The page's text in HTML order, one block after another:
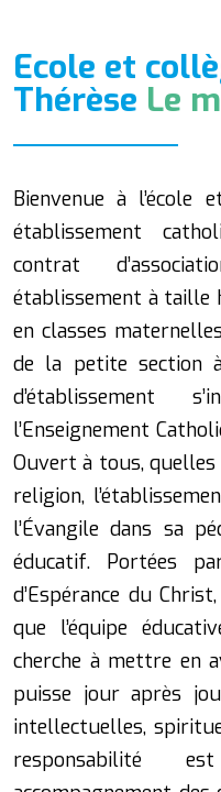
Ecole et
Thérèse Le
Bienvenue à l’école
établissement
contrat
établissement à taille
en classes
de la petite section
d’établissement
l’Enseignement
Ouvert à tous,
religion,
l’Évangile dans sa
éducatif. Portées
d’Espérance du
que l’équipe
cherche à mettre en
puisse jour après
intellectuelles,
responsabilité